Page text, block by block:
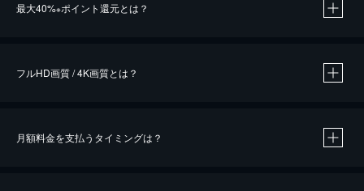
最大40%※ポイント還元とは？
※40％ポイント還元の対象は、クレジットカード決済による作品の購入 / レンタルです。
iOSアプリのUコイン決済による作品の購入 / レンタルは、20％のポイント還元です。
フルHD画質 / 4K画質とは？
月額料金を支払うタイミングは？